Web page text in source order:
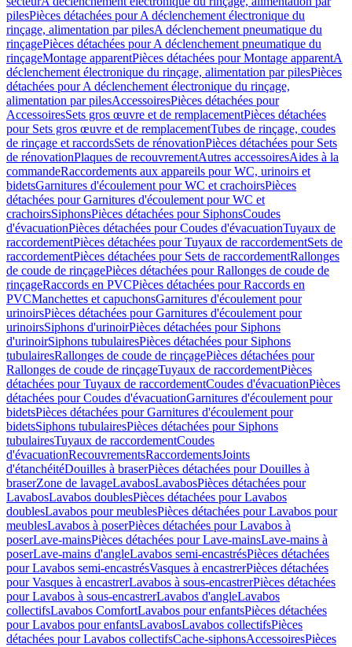
pilesPièces détachées pour A déclenchement électronique du
rinçage, alimentation par pilesA déclenchement pneumatique du
rinçagePièces détachées pour A déclenchement pneumatique du
rinçageMontage apparentPièces détachées pour Montage apparentA
déclenchement électronique du rinçage, alimentation par pilesPièces
détachées pour A déclenchement électronique du rinçage,
alimentation par pilesAccessoiresPièces détachées pour
AccessoiresSets gros œuvre et de remplacementPièces détachées
pour Sets gros œuvre et de remplacementTubes de rinçage, coudes
de rinçage et raccordsSets de rénovationPièces détachées pour Sets
de rénovationPlaques de recouvrementAutres accessoiresAides à la
commandeRaccordements aux appareils pour WC, urinoirs et
bidetsGarnitures d'écoulement pour WC et crachoirsPièces
détachées pour Garnitures d'écoulement pour WC et
crachoirsSiphonsPièces détachées pour SiphonsCoudes
d'évacuationPièces détachées pour Coudes d'évacuationTuyaux de
raccordementPièces détachées pour Tuyaux de raccordementSets de
raccordementPièces détachées pour Sets de raccordementRallonges
de coude de rinçagePièces détachées pour Rallonges de coude de
rinçageRaccords en PVCPièces détachées pour Raccords en
PVCManchettes et capuchonsGarnitures d'écoulement pour
urinoirsPièces détachées pour Garnitures d'écoulement pour
urinoirsSiphons d'urinoirPièces détachées pour Siphons
d'urinoirSiphons tubulairesPièces détachées pour Siphons
tubulairesRallonges de coude de rinçagePièces détachées pour
Rallonges de coude de rinçageTuyaux de raccordementPièces
détachées pour Tuyaux de raccordementCoudes d'évacuationPièces
détachées pour Coudes d'évacuationGarnitures d'écoulement pour
bidetsPièces détachées pour Garnitures d'écoulement pour
bidetsSiphons tubulairesPièces détachées pour Siphons
tubulairesTuyaux de raccordementCoudes
d'évacuationRecouvrementsRaccordementsJoints
d'étanchéitéDouilles à braserPièces détachées pour Douilles à
braserZone de lavageLavabosLavabosPièces détachées pour
LavabosLavabos doublesPièces détachées pour Lavabos
doublesLavabos pour meublesPièces détachées pour Lavabos pour
meublesLavabos à poserPièces détachées pour Lavabos à
poserLave-mainsPièces détachées pour Lave-mainsLave-mains à
poserLave-mains d'angleLavabos semi-encastrésPièces détachées
pour Lavabos semi-encastrésVasques à encastrerPièces détachées
pour Vasques à encastrerLavabos à sous-encastrerPièces détachées
pour Lavabos à sous-encastrerLavabos d'angleLavabos
collectifsLavabos ComfortLavabos pour enfantsPièces détachées
pour Lavabos pour enfantsLavabosLavabos collectifsPièces
détachées pour Lavabos collectifsCache-siphonsAccessoiresPièces